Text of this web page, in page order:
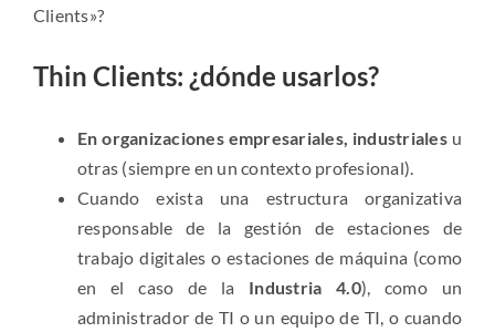
Clients»?
Thin Clients: ¿dónde usarlos?
En organizaciones empresariales, industrialesu
otras (siempre en un contexto profesional).
Cuando exista una estructura organizativa
responsable de la gestión de estaciones de
trabajo digitales o estaciones de máquina (como
en el caso de la Industria 4.0), como un
administrador de TI o un equipo de TI, o cuando